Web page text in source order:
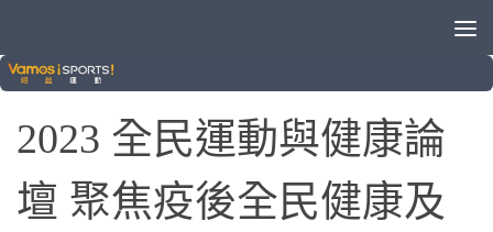
晚安體育新聞
2023 全民運動與健康論
壇 聚焦疫後全民健康及